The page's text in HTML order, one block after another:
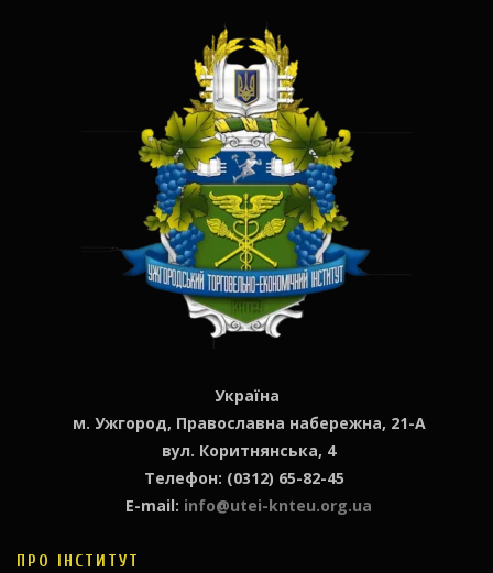
Україна
м. Ужгород, Православна набережна, 21-А
вул. Коритнянська, 4
Телефон: (0312) 65-82-45
E-mail: info@utei-knteu.org.ua
ПРО ІНСТИТУТ